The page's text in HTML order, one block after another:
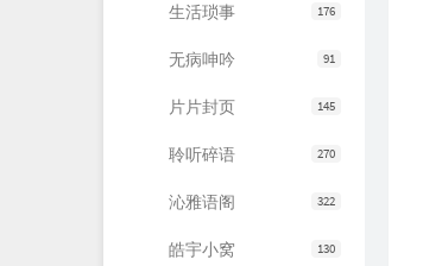
176
生活琐事
91
无病呻吟
145
片片封页
270
聆听碎语
322
沁雅语阁
130
皓宇小窝